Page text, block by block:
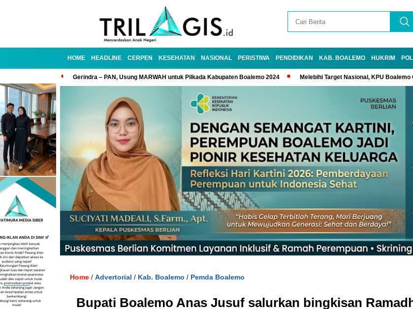
HOME HEADLINE CERPEN KESEHATAN NASIONAL PERISTIWA PENDIDIKAN KAB. BOALEMO HUKRIM
Gerindra – PAN, Usung MARWAH untuk Pilkada Kabupaten Boalemo 2024 Melebihi Target Nasional, KPU
Home / Advertorial / Kab. Boalemo / Pemda Boalemo
Bupati Boalemo Anas Jusuf salurkan bingkisan